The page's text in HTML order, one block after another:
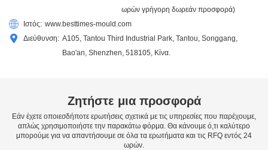
ωρών γρήγορη δωρεάν προσφορά)
Ιστός: www.besttimes-mould.com
Διεύθυνση: A105, Tantou Third Industrial Park, Tantou, Songgang,
Bao'an, Shenzhen, 518105, Κίνα.
Ζητήστε μια προσφορά
Εάν έχετε οποιεσδήποτε ερωτήσεις σχετικά με τις υπηρεσίες που παρέχουμε,
απλώς χρησιμοποιήστε την παρακάτω φόρμα. Θα κάνουμε ό,τι καλύτερο
μπορούμε για να απαντήσουμε σε όλα τα ερωτήματα και τις RFQ εντός 24
ωρών.